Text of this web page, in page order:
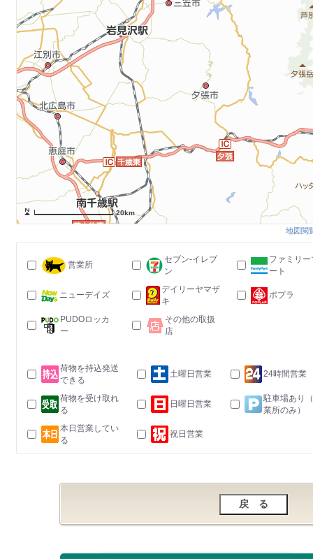
20km
地図閲
営業所
セブン-イレブ
ン
ファミリー
ート
ニューデイズ
デイリーヤマザ
キ
ポプラ
PUDOロッカ
ー
その他の取扱
店
荷物を持込発送
できる
土曜日営業 24時間営業
荷物を受け取れ
る
日曜日営業
駐車場あり
業所のみ）
本日営業してい
る
祝日営業